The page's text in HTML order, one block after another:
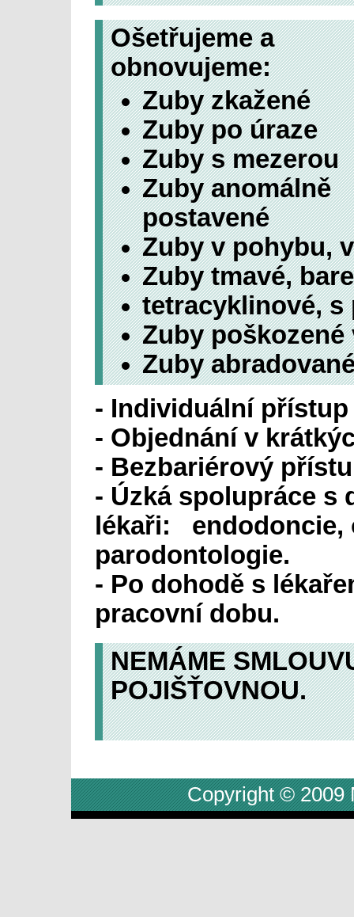
Ošetřujeme a
obnovujeme:
Zuby zkažené
Zuby po úraze
Zuby s mezerou
Zuby anomálně
postavené
Zuby v pohybu,
Zuby tmavé,
tetracyklinové,
Zuby
Zuby
- Individuální
- Objednání v
- Bezbariérový
- Úzká spolupráce s
lékaři: endodoncie,
parodontologie.
- Po dohodě s
pracovní dobu.
NEMÁME
Copyright © 2009